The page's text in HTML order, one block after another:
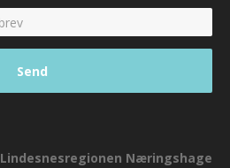
Lindesnesregionen Næringshage